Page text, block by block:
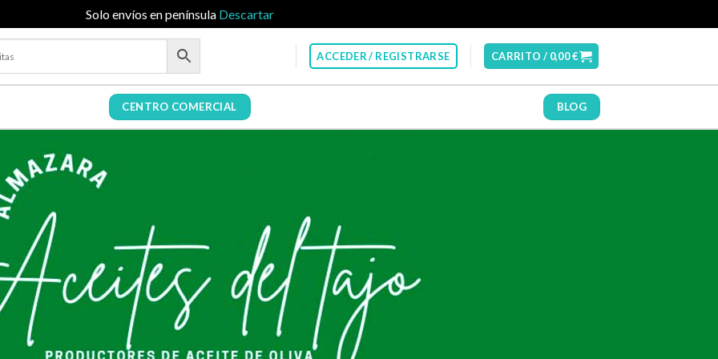
Solo envíos en península Descartar
ACCEDER / REGISTRARSE CARRITO / 0,00€
CENTRO COMERCIAL BLOG